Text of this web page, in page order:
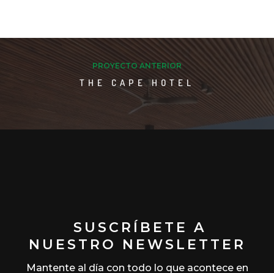
PROYECTO ANTERIOR
THE CAPE HOTEL
SUSCRÍBETE A
NUESTRO NEWSLETTER
Mantente al día con todo lo que acontece en